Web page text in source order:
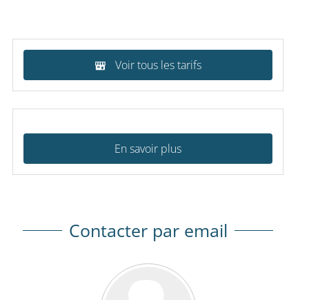
Voir tous les tarifs
En savoir plus
Contacter par email